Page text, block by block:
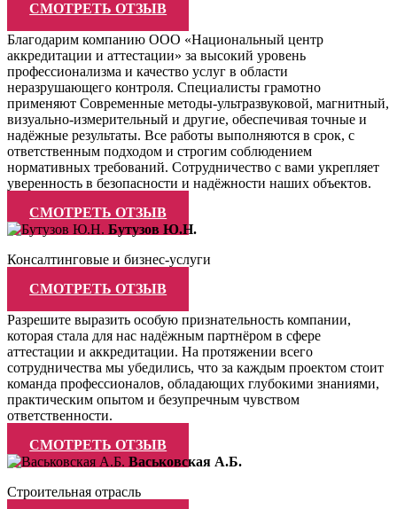
СМОТРЕТЬ ОТЗЫВ
Благодарим компанию ООО «Национальный центр
аккредитации и аттестации» за высокий уровень
профессионализма и качество услуг в области
неразрушающего контроля. Специалисты грамотно
применяют Современные методы-ультразвуковой, магнитный,
визуально-измерительный и другие, обеспечивая точные и
надёжные результаты. Все работы выполняются в срок, с
ответственным подходом и строгим соблюдением
нормативных требований. Сотрудничество с вами укрепляет
уверенность в безопасности и надёжности наших объектов.
СМОТРЕТЬ ОТЗЫВ
Бутузов Ю.Н.
Консалтинговые и бизнес-услуги
СМОТРЕТЬ ОТЗЫВ
Разрешите выразить особую признательность компании,
которая стала для нас надёжным партнёром в сфере
аттестации и аккредитации. На протяжении всего
сотрудничества мы убедились, что за каждым проектом стоит
команда профессионалов, обладающих глубокими знаниями,
практическим опытом и безупречным чувством
ответственности.
СМОТРЕТЬ ОТЗЫВ
Васьковская А.Б.
Строительная отрасль